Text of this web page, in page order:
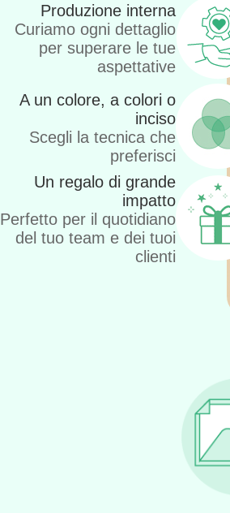
Produzione interna
Curiamo ogni dettaglio
per superare le tue
aspettative
A un colore, a colori o
inciso
Scegli la tecnica che
preferisci
Un regalo di grande
impatto
Perfetto per il quotidiano
del tuo team e dei tuoi
clienti